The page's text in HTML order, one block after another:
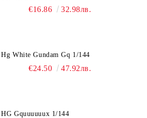
€16.86 32.98лв.
Hg White Gundam Gq 1/144
€24.50 47.92лв.
HG Gquuuuuux 1/144